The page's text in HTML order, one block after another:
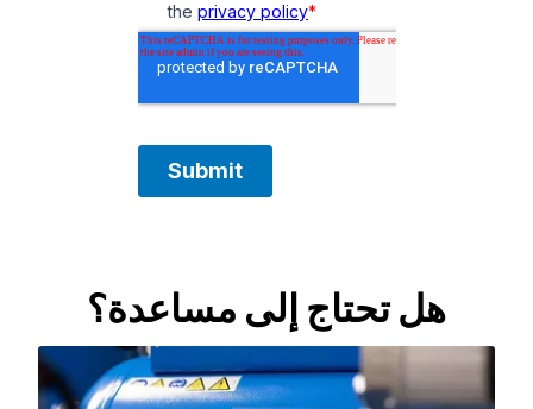
هل تحتاج إلى مساعدة؟